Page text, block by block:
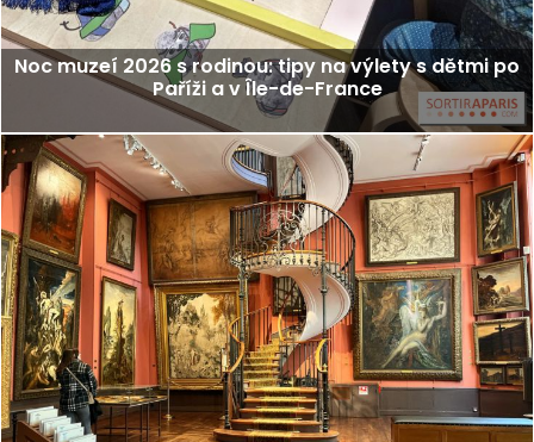
Noc muzeí 2026 s rodinou: tipy na výlety s dětmi po
Paříži a v Île-de-France